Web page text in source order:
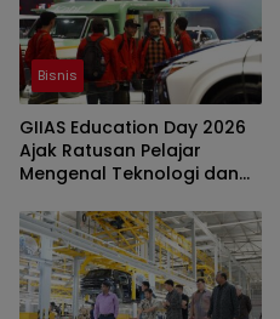
Bisnis
GIIAS Education Day 2026
Ajak Ratusan Pelajar
Mengenal Teknologi dan
Otomotif